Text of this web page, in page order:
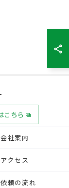
こちら
会社案内
アクセス
頼の流れ